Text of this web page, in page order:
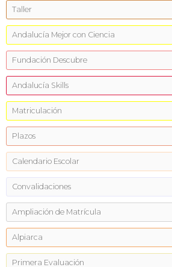
Taller
Andalucía Mejor con Ciencia
Fundación Descubre
Andalucía Skills
Matriculación
Plazos
Calendario Escolar
Convalidaciones
Ampliación de Matrícula
Alpiarca
Primera Evaluación